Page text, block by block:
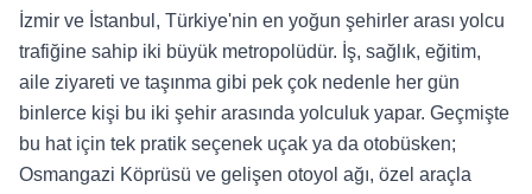
İzmir ve İstanbul, Türkiye'nin en yoğun şehirler arası yolcu
trafiğine sahip iki büyük metropolüdür. İş, sağlık, eğitim,
aile ziyareti ve taşınma gibi pek çok nedenle her gün
binlerce kişi bu iki şehir arasında yolculuk yapar. Geçmişte
bu hat için tek pratik seçenek uçak ya da otobüsken;
Osmangazi Köprüsü ve gelişen otoyol ağı, özel araçla